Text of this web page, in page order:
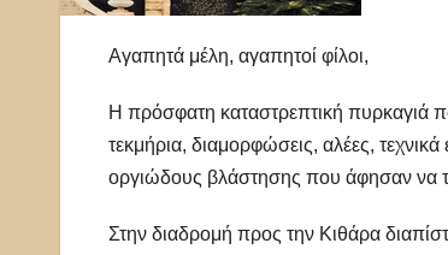
Αγαπητά μέλη, αγαπητοί φίλοι,
Η πρόσφατη καταστρεπτική πυρκαγιά
τεκμήρια, διαμορφώσεις, αλέες,
οργιώδους βλάστησης που άφησαν να
Στην διαδρομή προς την Κιθάρα